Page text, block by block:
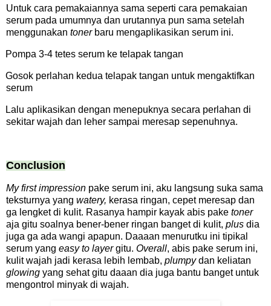
Untuk cara pemakaiannya sama seperti cara pemakaian
serum pada umumnya dan urutannya pun sama setelah
menggunakan tonerbaru mengaplikasikan serum ini.
Pompa 3-4 tetes serum ke telapak tangan
Gosok perlahan kedua telapak tangan untuk mengaktifkan
serum
Lalu aplikasikan dengan menepuknya secara perlahan di
sekitar wajah dan leher sampai meresap sepenuhnya.
Conclusion
My first impression pake serum ini, aku langsung suka sama
teksturnya yang watery, kerasa ringan, cepet meresap dan
ga lengket di kulit. Rasanya hampir kayak abis pake toner
aja gitu soalnya bener-bener ringan banget di kulit, plus dia
juga ga ada wangi apapun. Daaaan menurutku ini tipikal
serum yang easy to layergitu. Overall, abis pake serum ini,
kulit wajah jadi kerasa lebih lembab, plumpydan keliatan
glowing yang sehat gitu daaan dia juga bantu banget untuk
mengontrol minyak di wajah.